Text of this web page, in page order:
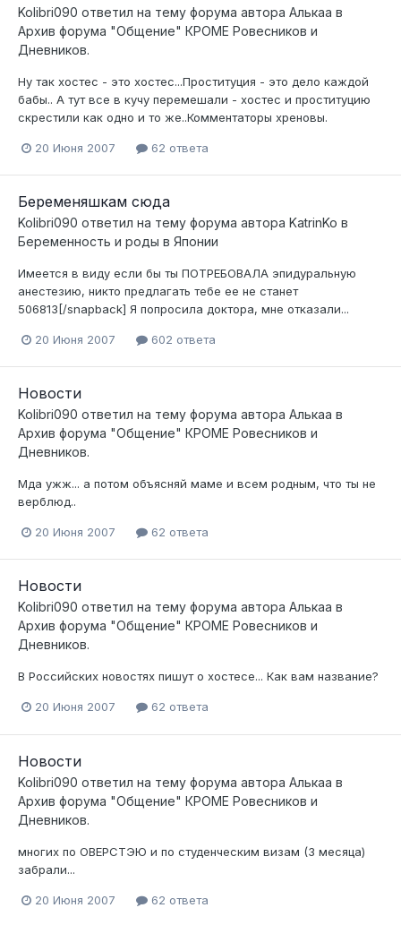
Kolibri090 ответил на тему форума автора Алькаа в
Архив форума "Общение" КРОМЕ Ровесников и
Дневников.
Ну так хостес - это хостес...Проституция - это дело каждой
бабы.. А тут все в кучу перемешали - хостес и проституцию
скрестили как одно и то же..Комментаторы хреновы.
20 Июня 2007 62 ответа
Беременяшкам сюда
Kolibri090 ответил на тему форума автора KatrinKo в
Беременность и роды в Японии
Имеется в виду если бы ты ПОТРЕБОВАЛА эпидуральную
анестезию, никто предлагать тебе ее не станет
506813[/snapback] Я попросила доктора, мне отказали...
20 Июня 2007 602 ответа
Новости
Kolibri090 ответил на тему форума автора Алькаа в
Архив форума "Общение" КРОМЕ Ровесников и
Дневников.
Мда ужж... а потом объясняй маме и всем родным, что ты не
верблюд..
20 Июня 2007 62 ответа
Новости
Kolibri090 ответил на тему форума автора Алькаа в
Архив форума "Общение" КРОМЕ Ровесников и
Дневников.
В Российских новостях пишут о хостесе... Как вам название?
20 Июня 2007 62 ответа
Новости
Kolibri090 ответил на тему форума автора Алькаа в
Архив форума "Общение" КРОМЕ Ровесников и
Дневников.
многих по ОВЕРСТЭЮ и по студенческим визам (3 месяца)
забрали...
20 Июня 2007 62 ответа